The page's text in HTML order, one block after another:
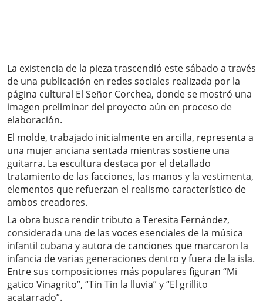
La existencia de la pieza trascendió este sábado a través
de una publicación en redes sociales realizada por la
página cultural El Señor Corchea, donde se mostró una
imagen preliminar del proyecto aún en proceso de
elaboración.
El molde, trabajado inicialmente en arcilla, representa a
una mujer anciana sentada mientras sostiene una
guitarra. La escultura destaca por el detallado
tratamiento de las facciones, las manos y la vestimenta,
elementos que refuerzan el realismo característico de
ambos creadores.
La obra busca rendir tributo a Teresita Fernández,
considerada una de las voces esenciales de la música
infantil cubana y autora de canciones que marcaron la
infancia de varias generaciones dentro y fuera de la isla.
Entre sus composiciones más populares figuran “Mi
gatico Vinagrito”, “Tin Tin la lluvia” y “El grillito
acatarrado”.